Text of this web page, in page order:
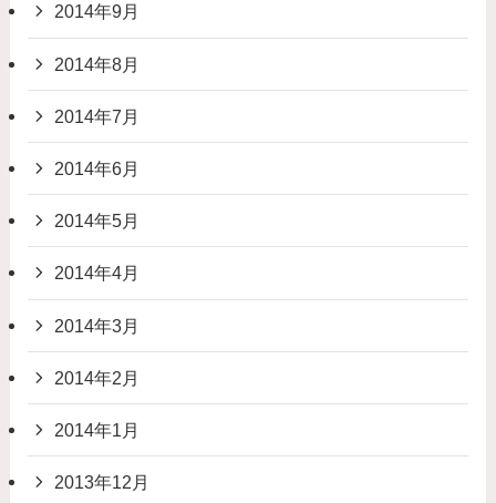
2014年9月
2014年8月
2014年7月
2014年6月
2014年5月
2014年4月
2014年3月
2014年2月
2014年1月
2013年12月